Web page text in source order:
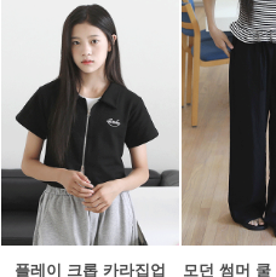
플레이 크롭 카라집업 모던 썸머